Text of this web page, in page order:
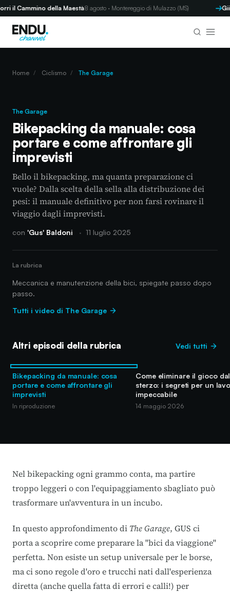
Cammino della Maestà8 agosto · Montereggio di Mulazzo (MS) GiiR
Home / Ciclismo / The Garage
The Garage
Bikepacking da manuale: cosa
portare e come affrontare gli
imprevisti
Bello il bikepacking, ma quanta preparazione ci
vuole? Dalla scelta della sella alla distribuzione dei
pesi: il manuale definitivo per non farsi rovinare il
viaggio dagli imprevisti.
con 'Gus' Baldoni · 11 luglio 2025
La rubrica
Meccanica e manutenzione della bici, spiegate passo dopo
passo.
Tutti i video di The Garage
Altri episodi della rubrica Vedi tutti
Bikepacking da manuale: cosa
portare e come affrontare gli
imprevisti
In riproduzione
Come eliminare il gioco
sterzo: i segreti per un
impeccabile
14 maggio 2026
Nel bikepacking ogni grammo conta, ma partire
troppo leggeri o con l'equipaggiamento sbagliato può
trasformare un'avventura in un incubo.
In questo approfondimento di The Garage, GUS ci
porta a scoprire come preparare la "bici da viaggione"
perfetta. Non esiste un setup universale per le borse,
ma ci sono regole d'oro e trucchi nati dall'esperienza
diretta (anche quella fatta di errori e calli!) per